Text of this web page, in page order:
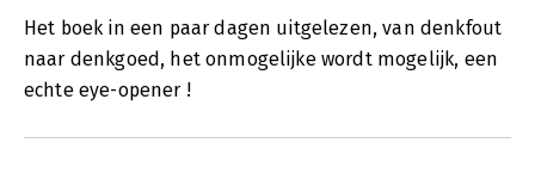
Het boek in een paar dagen uitgelezen, van denkfout
naar denkgoed, het onmogelijke wordt mogelijk, een
echte eye-opener !